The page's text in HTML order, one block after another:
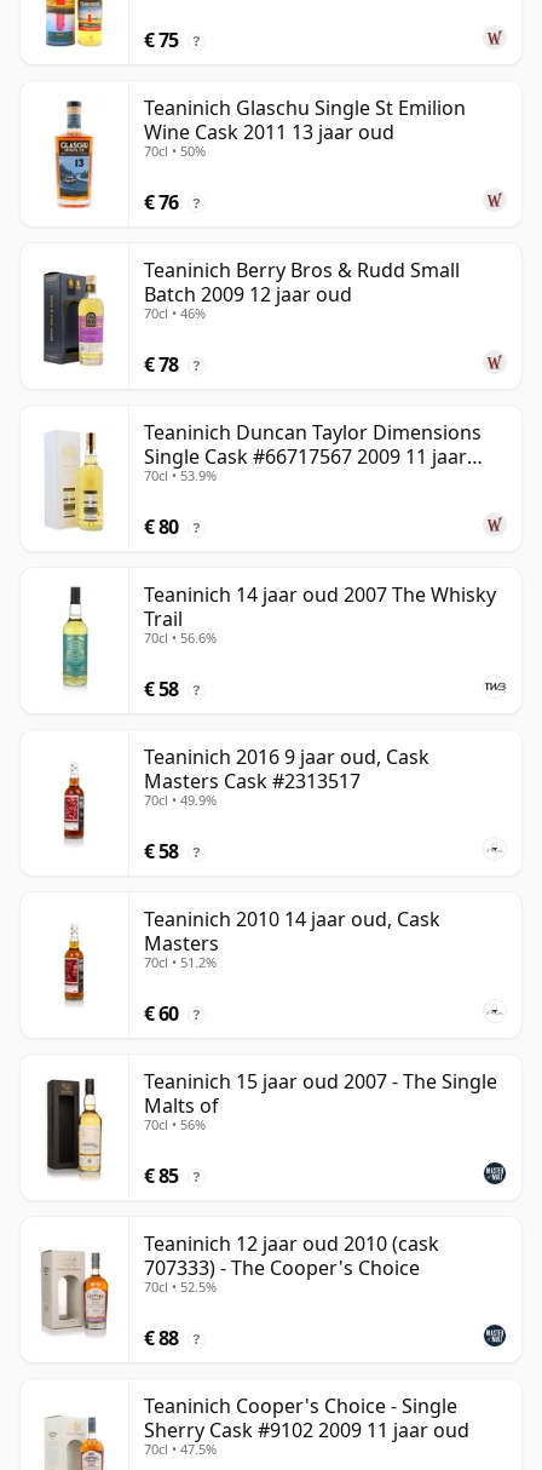
€ 75 ?
Teaninich Glaschu Single St Emilion
Wine Cask 2011 13 jaar oud
70cl • 50%
€ 76 ?
Teaninich Berry Bros & Rudd Small
Batch 2009 12 jaar oud
70cl • 46%
€ 78 ?
Teaninich Duncan Taylor Dimensions
Single Cask #66717567 2009 11 jaar
oud
70cl • 53.9%
€ 80 ?
Teaninich 14 jaar oud 2007 The Whisky
Trail
70cl • 56.6%
€ 58 ?
Teaninich 2016 9 jaar oud, Cask
Masters Cask #2313517
70cl • 49.9%
€ 58 ?
Teaninich 2010 14 jaar oud, Cask
Masters
70cl • 51.2%
€ 60 ?
Teaninich 15 jaar oud 2007 - The Single
Malts of
70cl • 56%
€ 85 ?
Teaninich 12 jaar oud 2010 (cask
707333) - The Cooper's Choice
70cl • 52.5%
€ 88 ?
Teaninich Cooper's Choice - Single
Sherry Cask #9102 2009 11 jaar oud
70cl • 47.5%